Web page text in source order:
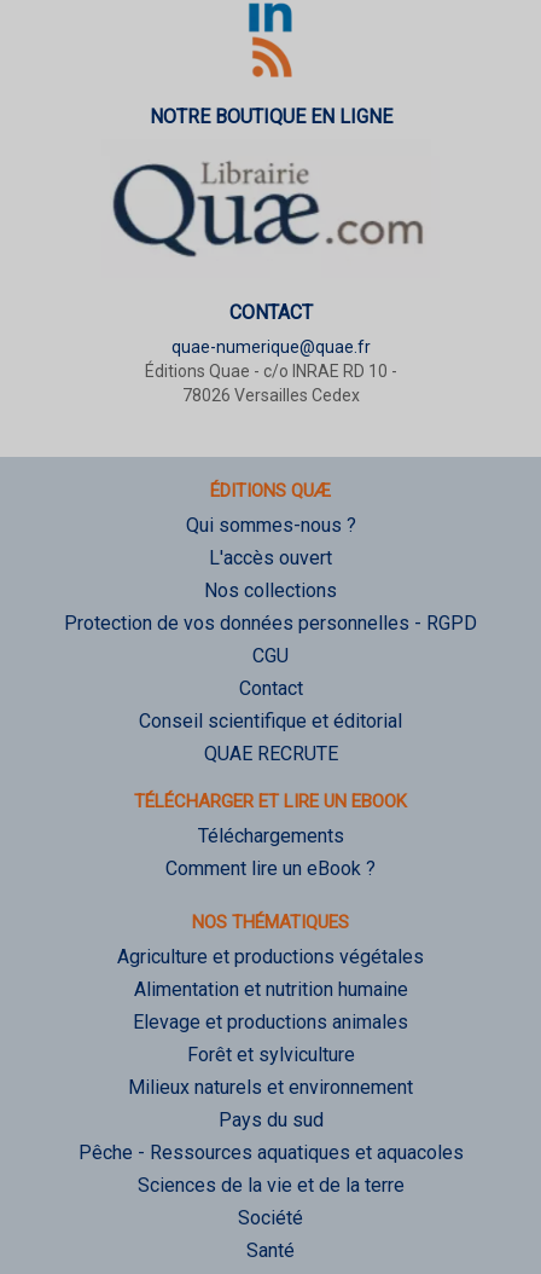
NOTRE BOUTIQUE EN LIGNE
CONTACT
quae-numerique@quae.fr
Éditions Quae - c/o INRAE RD 10 -
78026 Versailles Cedex
ÉDITIONS QUÆ
Qui sommes-nous ?
L'accès ouvert
Nos collections
Protection de vos données personnelles - RGPD
CGU
Contact
Conseil scientifique et éditorial
QUAE RECRUTE
TÉLÉCHARGER ET LIRE UN EBOOK
Téléchargements
Comment lire un eBook ?
NOS THÉMATIQUES
Agriculture et productions végétales
Alimentation et nutrition humaine
Elevage et productions animales
Forêt et sylviculture
Milieux naturels et environnement
Pays du sud
Pêche - Ressources aquatiques et aquacoles
Sciences de la vie et de la terre
Société
Santé